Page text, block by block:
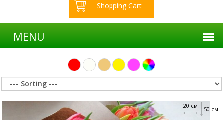
Shopping Cart
50 см
20 см